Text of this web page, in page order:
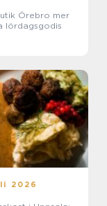
Örebro mer
lördagsgodis
2026